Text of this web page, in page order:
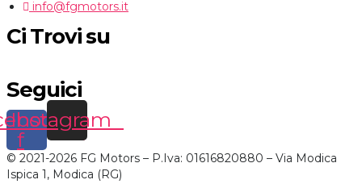
info@fgmotors.it
Ci Trovi su
Seguici
f
Instagram
© 2021-2026 FG Motors – P.Iva: 01616820880 – Via Modica
Ispica 1, Modica (RG)